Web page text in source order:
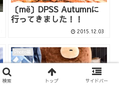
〔më〕DPSS Autumnに
行ってきました！！
2015.12.03
Photo箱
検索 トップ サイドバー